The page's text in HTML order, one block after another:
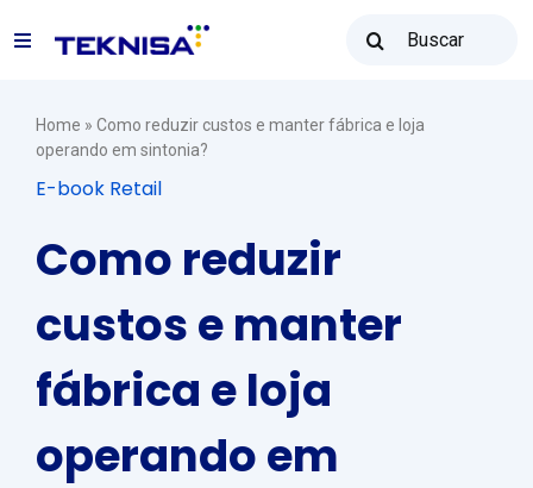
para
resultados
Toggle
Soluções
Vendas: (31) 2122-2300
Contato
Home » Como reduzir custos e manter fábrica e loja
operando em sintonia?
E-book Retail
Como reduzir
custos e manter
fábrica e loja
operando em